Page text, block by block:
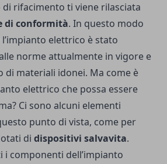
rifacimento ti viene rilasciata
di conformità. In questo modo
elettrico è stato
norme attualmente in vigore e
di materiali idonei. Ma come è
elettrico che possa essere
Ci sono alcuni elementi
punto di vista, come per
di dispositivi salvavita.
componenti dell’impianto